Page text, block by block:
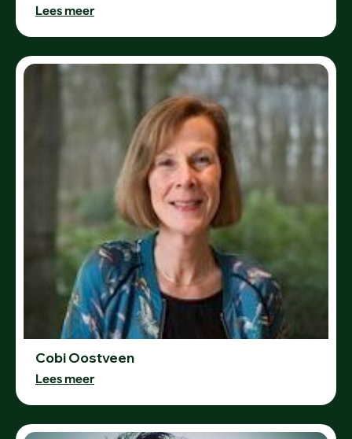
Lees meer
Cobi Oostveen
Lees meer